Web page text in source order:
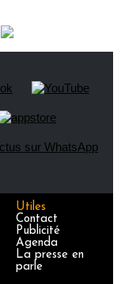
Utiles
Contact
Publicité
Agenda
La presse en
parle